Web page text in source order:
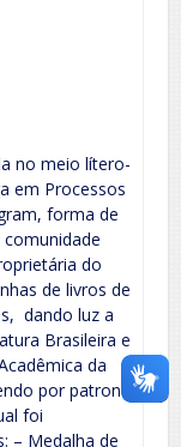
no meio lítero-
em Processos
forma de
do
de livros de
dando luz a
Brasileira e
da
por patrona
foi
– Medalha de